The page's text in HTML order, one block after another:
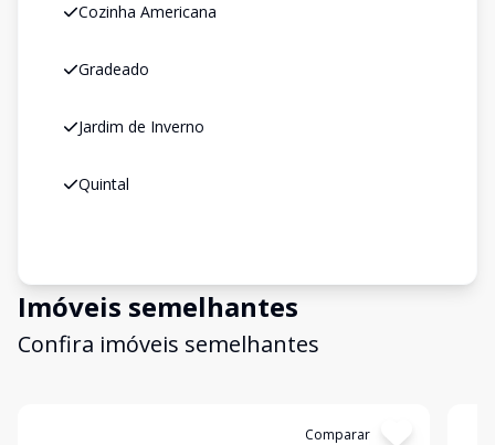
Cozinha Americana
Gradeado
Jardim de Inverno
Quintal
Imóveis semelhantes
Confira imóveis semelhantes
Comparar